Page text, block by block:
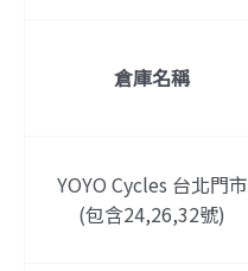
倉庫名稱
YOYO Cycles 台北門市
(包含24,26,32號)